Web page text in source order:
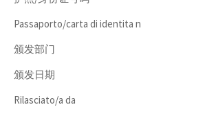
Passaporto/carta di identita n
颁发部门
颁发日期
Rilasciato/a da